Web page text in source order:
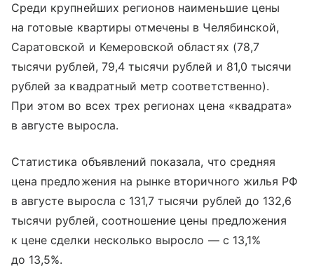
Среди крупнейших регионов наименьшие цены
на готовые квартиры отмечены в Челябинской,
Саратовской и Кемеровской областях (78,7
тысячи рублей, 79,4 тысячи рублей и 81,0 тысячи
рублей за квадратный метр соответственно).
При этом во всех трех регионах цена «квадрата»
в августе выросла.
Статистика объявлений показала, что средняя
цена предложения на рынке вторичного жилья РФ
в августе выросла с 131,7 тысячи рублей до 132,6
тысячи рублей, соотношение цены предложения
к цене сделки несколько выросло — с 13,1%
до 13,5%.